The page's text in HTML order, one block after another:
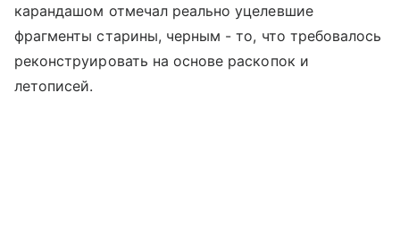
карандашом отмечал реально уцелевшие
фрагменты старины, черным - то, что требовалось
реконструировать на основе раскопок и
летописей.